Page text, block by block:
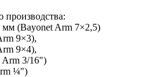
(Bayonet Arm 7×2,5)
9×3),
9×4),
3/16")
¼")